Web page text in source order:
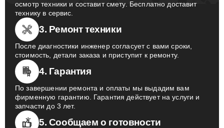
осмотр техники и составит смету. Бесплатно доставит
технику в сервис.
3. Ремонт техники
После диагностики инженер согласует с вами сроки,
стоимость, детали заказа и приступит к ремонту.
4. Гарантия
По завершении ремонта и оплаты мы выдадим вам
фирменную гарантию. Гарантия действует на услуги и
запчасти до 3 лет.
5. Сообщаем о готовности